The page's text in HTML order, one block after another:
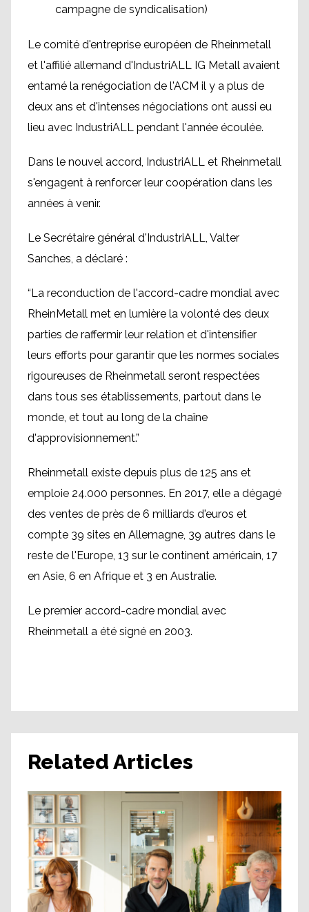
campagne de syndicalisation)
Le comité d'entreprise européen de Rheinmetall
et l'affilié allemand d'IndustriALL IG Metall avaient
entamé la renégociation de l'ACM il y a plus de
deux ans et d'intenses négociations ont aussi eu
lieu avec IndustriALL pendant l'année écoulée.
Dans le nouvel accord, IndustriALL et Rheinmetall
s'engagent à renforcer leur coopération dans les
années à venir.
Le Secrétaire général d'IndustriALL, Valter
Sanches, a déclaré :
“La reconduction de l'accord-cadre mondial avec
RheinMetall met en lumière la volonté des deux
parties de raffermir leur relation et d'intensifier
leurs efforts pour garantir que les normes sociales
rigoureuses de Rheinmetall seront respectées
dans tous ses établissements, partout dans le
monde, et tout au long de la chaîne
d'approvisionnement.”
Rheinmetall existe depuis plus de 125 ans et
emploie 24.000 personnes. En 2017, elle a dégagé
des ventes de près de 6 milliards d'euros et
compte 39 sites en Allemagne, 39 autres dans le
reste de l'Europe, 13 sur le continent américain, 17
en Asie, 6 en Afrique et 3 en Australie.
Le premier accord-cadre mondial avec
Rheinmetall a été signé en 2003.
Related Articles